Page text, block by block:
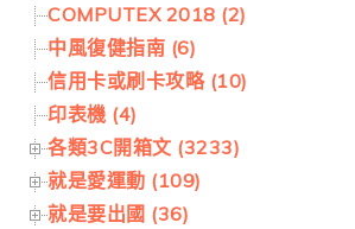
COMPUTEX 2018 (2)
中風復健指南 (6)
信用卡或刷卡攻略 (10)
印表機 (4)
各類3C開箱文 (3233)
就是愛運動 (109)
就是要出國 (36)